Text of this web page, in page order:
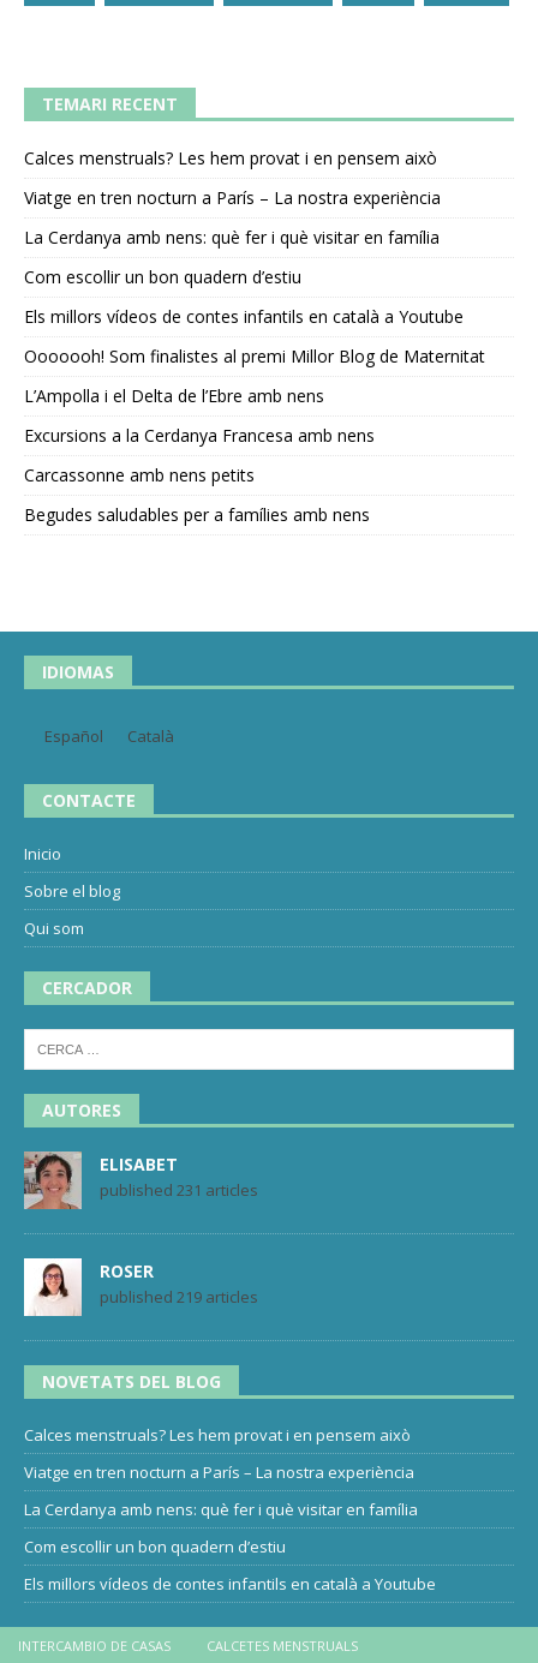
TEMARI RECENT
Calces menstruals? Les hem provat i en pensem això
Viatge en tren nocturn a París – La nostra experiència
La Cerdanya amb nens: què fer i què visitar en família
Com escollir un bon quadern d’estiu
Els millors vídeos de contes infantils en català a Youtube
Ooooooh! Som finalistes al premi Millor Blog de Maternitat
L’Ampolla i el Delta de l’Ebre amb nens
Excursions a la Cerdanya Francesa amb nens
Carcassonne amb nens petits
Begudes saludables per a famílies amb nens
IDIOMAS
Español Català
CONTACTE
Inicio
Sobre el blog
Qui som
CERCADOR
AUTORES
ELISABET
published 231 articles
ROSER
published 219 articles
NOVETATS DEL BLOG
Calces menstruals? Les hem provat i en pensem això
Viatge en tren nocturn a París – La nostra experiència
La Cerdanya amb nens: què fer i què visitar en família
Com escollir un bon quadern d’estiu
Els millors vídeos de contes infantils en català a Youtube
INTERCAMBIO DE CASAS CALCETES MENSTRUALS